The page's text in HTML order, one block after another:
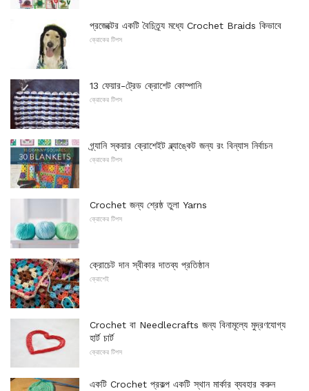
প্রজেক্টের একটি বৈচিত্র্য মধ্যে Crochet Braids কিভাবে
ক্রোকের টিপস
13 ফেয়ার-ট্রেড ক্রোশেট কোম্পানি
ক্রোকের টিপস
গ্র্যানি স্কয়ার ক্রোশেইট ব্ল্যাঙ্কেট জন্য রং বিন্যাস নির্বাচন
ক্রোকের টিপস
Crochet জন্য শ্রেষ্ঠ তুলা Yarns
ক্রোকের টিপস
ক্রোচেট দান স্বীকার দাতব্য প্রতিষ্ঠান
ক্রোশেই
Crochet বা Needlecrafts জন্য বিনামূল্যে মুদ্রণযোগ্য
হার্ট চার্ট
ক্রোকের টিপস
একটি Crochet প্রকল্প একটি স্থান মার্কার ব্যবহার করুন